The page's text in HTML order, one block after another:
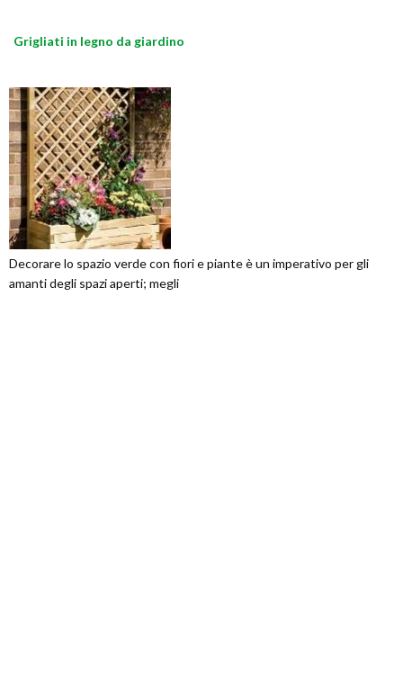
Grigliati in legno da giardino
Decorare lo spazio verde con fiori e piante è un imperativo per gli
amanti degli spazi aperti; megli